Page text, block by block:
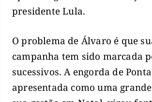
presidente Lula.
O problema de Álvaro é que
campanha tem sido marcada
sucessivos. A engorda de
apresentada como uma